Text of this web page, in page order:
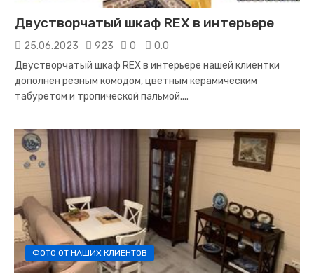
Двустворчатый шкаф REX в интерьере
25.06.2023 923 0
0.0
Двустворчатый шкаф REX в интерьере нашей клиентки
дополнен резным комодом, цветным керамическим
табуретом и тропической пальмой....
ФОТО ОТ НАШИХ КЛИЕНТОВ